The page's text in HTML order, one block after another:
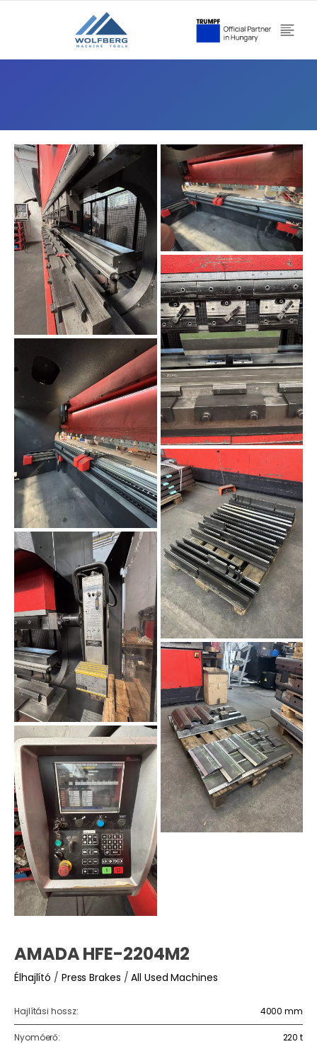
AMADA HFE-2204M2
Élhajlító / Press Brakes /All Used Machines
Hajlítási hossz: 4000 mm
Nyomóerő: 220 t